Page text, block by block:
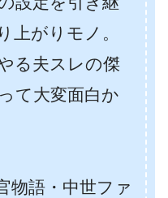
上がりモノ。
る夫スレの傑
て大変面白か
物語・中世ファ